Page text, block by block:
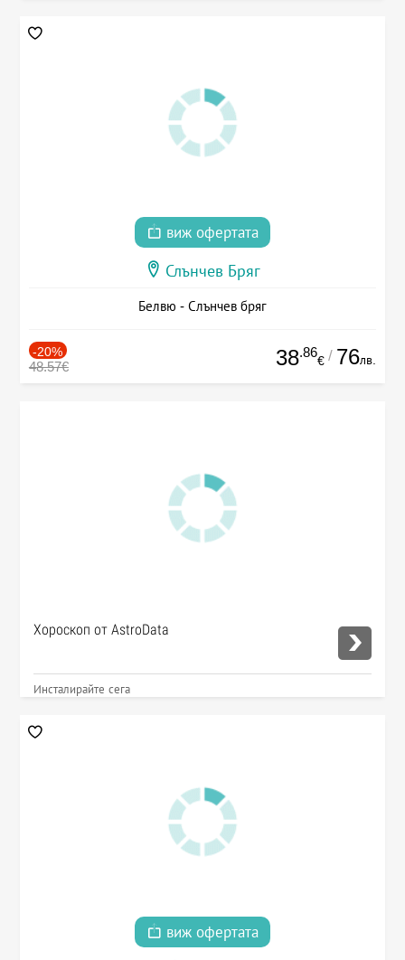
виж офертата
Слънчев Бряг
Белвю - Слънчев бряг
-20%
48.57€ 38.86
€ / 76лв.
Хороскоп от AstroData
Инсталирайте сега
виж офертата